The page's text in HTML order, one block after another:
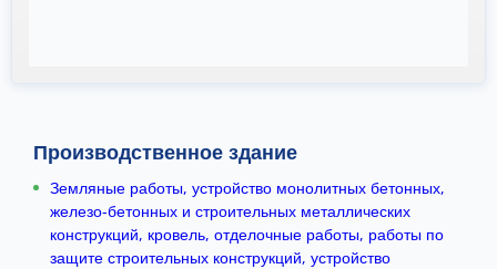
Производственное здание
Земляные работы, устройство монолитных бетонных,
железо-бетонных и строительных металлических
конструкций, кровель, отделочные работы, работы по
защите строительных конструкций, устройство